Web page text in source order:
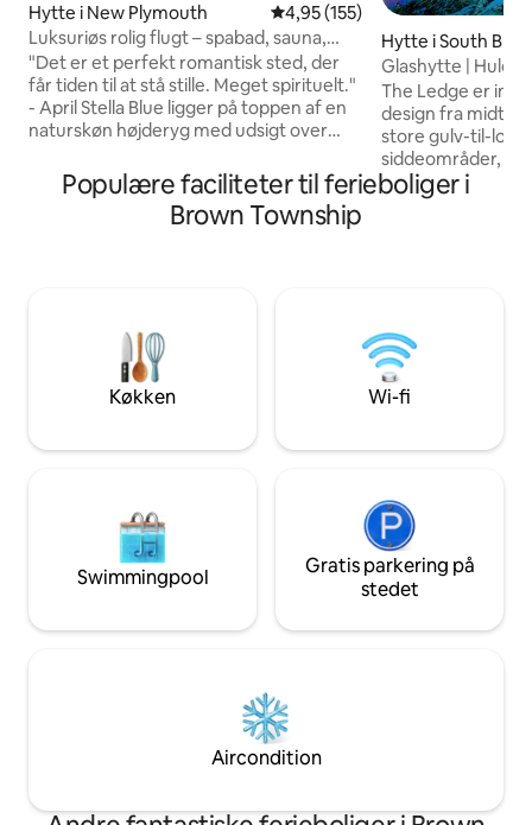
Hytte i New Plymouth 4,95 ud af 5 i gennemsnitlig
4,95 (155)
Luksuriøs rolig flugt – spabad, sauna,
hunde er velkomne
"Det er et perfekt romantisk sted, der
får tiden til at stå stille. Meget spirituelt."
- April Stella Blue ligger på toppen af en
naturskøn højderyg med udsigt over
lille hytte med 1 soveværelse og 1
badeværelse, der kan prale af store
faciliteter. Du vil nyde at tilbringe dagen
forkæle dig selv i 2-personers
tøndesaunaen eller slappe af i spabadet
med udsigt over de smukke Hocking
Hytte i South
Glashytte | Hule
Hocking
The Ledge er
design fra
store gulv-til-loft-
siddeområder,
fremvise den
og
hvilket skaber
mellem luksus
bekvemt placeret
Hills-eventyr!
Populære faciliteter til ferieboliger i
Brown Township
Køkken Wi-fi
Swimmingpool
Gratis parkering på
stedet
Aircondition